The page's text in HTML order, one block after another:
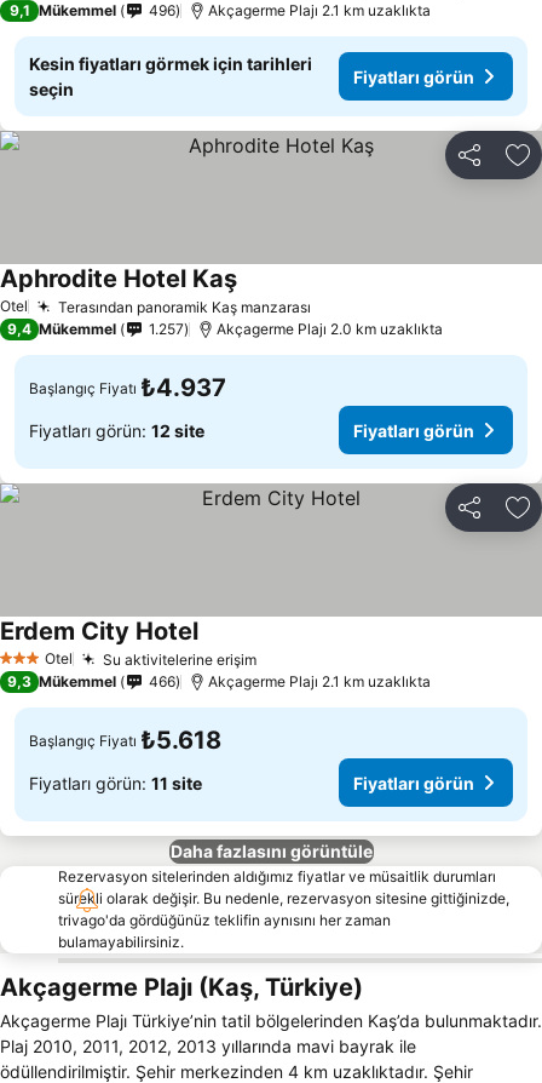
9,1 Mükemmel 496 Akçagerme Plajı 2.1 km uzaklıkta
Kesin fiyatları görmek için tarihleri
seçin
Fiyatları görün
Paylaş
Otel Terasından panoramik Kaş manzarası
Aphrodite Hotel Kaş
9,4 Mükemmel 1.257 Akçagerme Plajı 2.0 km uzaklıkta
Başlangıç Fiyatı ₺4.937
Fiyatları görün: 12 site Fiyatları görün
Paylaş
3 YıldızOtel Su aktivitelerine erişim
Erdem City Hotel
9,3 Mükemmel 466 Akçagerme Plajı 2.1 km uzaklıkta
Başlangıç Fiyatı ₺5.618
Fiyatları görün: 11 site Fiyatları görün
Daha fazlasını görüntüle
Rezervasyon sitelerinden aldığımız fiyatlar ve müsaitlik durumları
sürekli olarak değişir. Bu nedenle, rezervasyon sitesine gittiğinizde,
trivago'da gördüğünüz teklifin aynısını her zaman
bulamayabilirsiniz.
Akçagerme Plajı (Kaş, Türkiye)
Akçagerme Plajı Türkiye’nin tatil bölgelerinden Kaş’da bulunmaktadır.
Plaj 2010, 2011, 2012, 2013 yıllarında mavi bayrak ile
ödüllendirilmiştir. Şehir merkezinden 4 km uzaklıktadır. Şehir